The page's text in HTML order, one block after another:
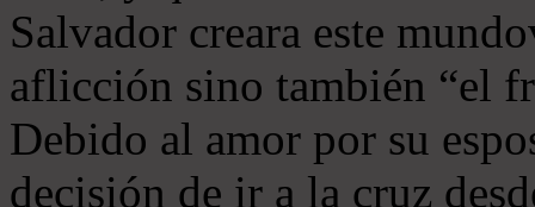
Salvador creara este
aflicción sino también “el
Debido al amor por su
decisión de ir a la cruz